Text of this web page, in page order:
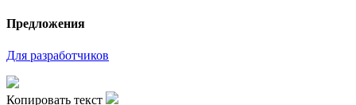
Предложения
Для разработчиков
Копировать текст